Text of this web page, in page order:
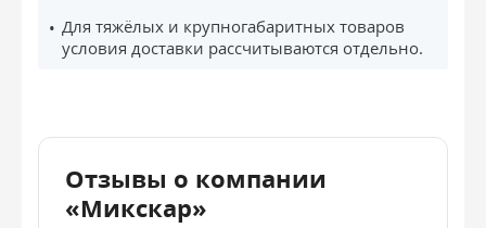
Для тяжёлых и крупногабаритных товаров
условия доставки рассчитываются отдельно.
Отзывы о компании
«Микскар»